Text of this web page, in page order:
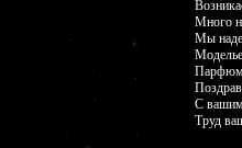
Много
Мы
С вашим
Труд